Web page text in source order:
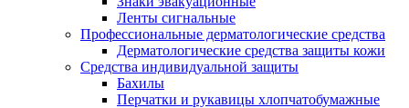
Ленты сигнальные
Профессиональные дерматологические средства
Дерматологические средства защиты кожи
Средства индивидуальной защиты
Бахилы
Перчатки и рукавицы хлопчатобумажные